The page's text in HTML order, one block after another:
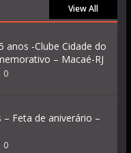
View All
anos -Clube Cidade do
– Macaé-RJ
0
– Feta de aniverário –
0